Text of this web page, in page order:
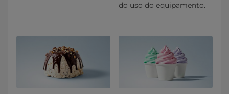
do uso do equipamento.